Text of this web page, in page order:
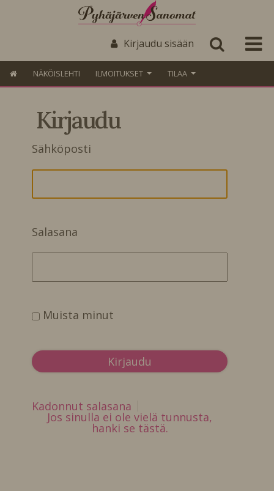
Kirjaudu sisään
NÄKÖISLEHTI ILMOITUKSET TILAA
Kirjaudu
Sähköposti
Salasana
Muista minut
Kadonnut salasana
Jos sinulla ei ole vielä tunnusta,
hanki se tästä.